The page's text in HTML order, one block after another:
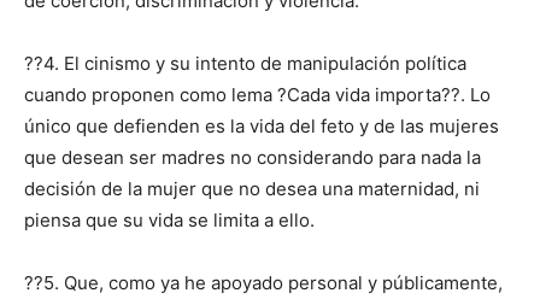
??4. El cinismo y su intento de manipulación política
cuando proponen como lema ?Cada vida importa??. Lo
único que defienden es la vida del feto y de las mujeres
que desean ser madres no considerando para nada la
decisión de la mujer que no desea una maternidad, ni
piensa que su vida se limita a ello.
??5. Que, como ya he apoyado personal y públicamente,